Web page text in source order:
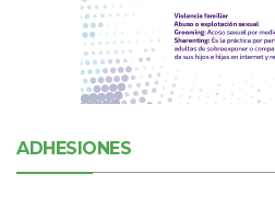
ADHESIONES